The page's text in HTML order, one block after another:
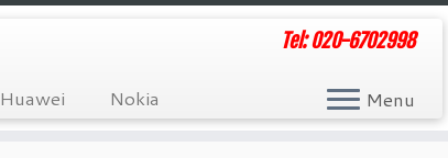
Tel: 020-6702998
Menu
Huawei Nokia